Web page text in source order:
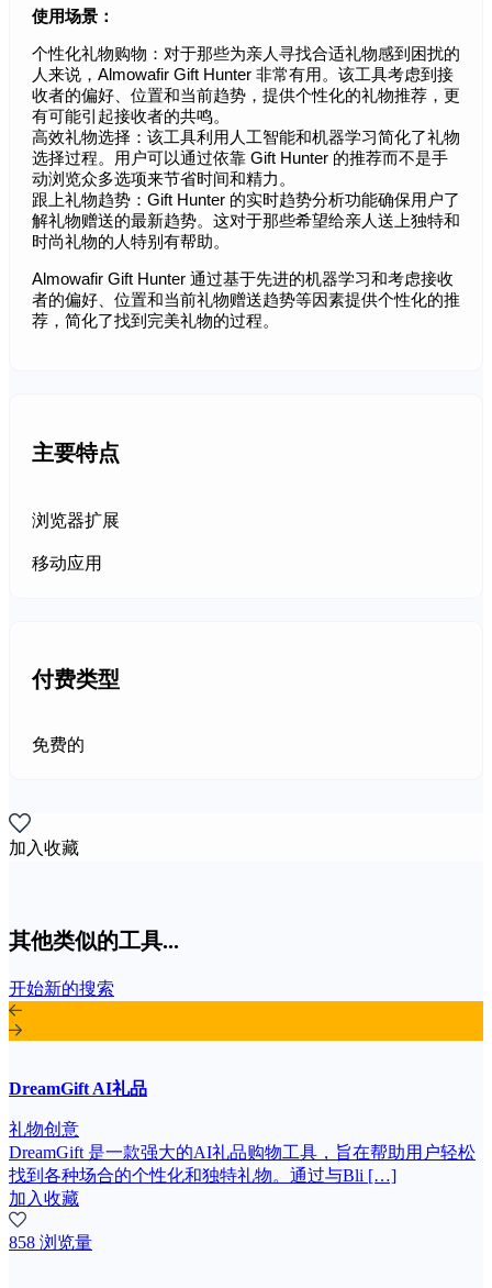
使用场景：
个性化礼物购物：对于那些为亲人寻找合适礼物感到困扰的
人来说，Almowafir Gift Hunter 非常有用。该工具考虑到接
收者的偏好、位置和当前趋势，提供个性化的礼物推荐，更
有可能引起接收者的共鸣。
高效礼物选择：该工具利用人工智能和机器学习简化了礼物
选择过程。用户可以通过依靠 Gift Hunter 的推荐而不是手
动浏览众多选项来节省时间和精力。
跟上礼物趋势：Gift Hunter 的实时趋势分析功能确保用户了
解礼物赠送的最新趋势。这对于那些希望给亲人送上独特和
时尚礼物的人特别有帮助。
Almowafir Gift Hunter 通过基于先进的机器学习和考虑接收
者的偏好、位置和当前礼物赠送趋势等因素提供个性化的推
荐，简化了找到完美礼物的过程。
主要特点
浏览器扩展
移动应用
付费类型
免费的
加入收藏
其他类似的工具...
开始新的搜索
DreamGift AI礼品
礼物创意
DreamGift 是一款强大的AI礼品购物工具，旨在帮助用户轻松
找到各种场合的个性化和独特礼物。通过与Bli […]
加入收藏
858 浏览量